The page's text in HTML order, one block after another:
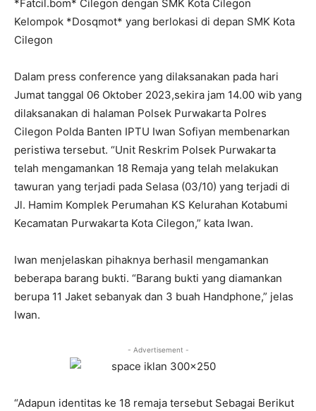
*Fatcil.bom* Cilegon dengan SMK Kota Cilegon
Kelompok *Dosqmot* yang berlokasi di depan SMK Kota
Cilegon
Dalam press conference yang dilaksanakan pada hari
Jumat tanggal 06 Oktober 2023,sekira jam 14.00 wib yang
dilaksanakan di halaman Polsek Purwakarta Polres
Cilegon Polda Banten IPTU Iwan Sofiyan membenarkan
peristiwa tersebut. “Unit Reskrim Polsek Purwakarta
telah mengamankan 18 Remaja yang telah melakukan
tawuran yang terjadi pada Selasa (03/10) yang terjadi di
Jl. Hamim Komplek Perumahan KS Kelurahan Kotabumi
Kecamatan Purwakarta Kota Cilegon,” kata Iwan.
Iwan menjelaskan pihaknya berhasil mengamankan
beberapa barang bukti. “Barang bukti yang diamankan
berupa 11 Jaket sebanyak dan 3 buah Handphone,” jelas
Iwan.
- Advertisement -
“Adapun identitas ke 18 remaja tersebut Sebagai Berikut